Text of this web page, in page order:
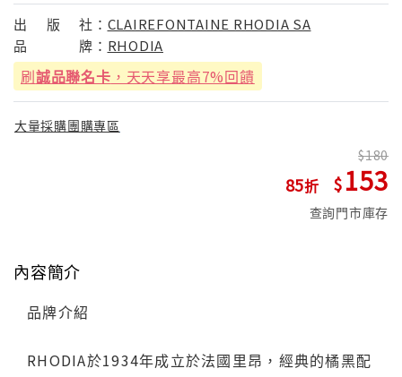
出 版 社： CLAIREFONTAINE RHODIA SA
品
牌： RHODIA
刷誠品聯名卡 ，天天享最高7%回饋
大量採購團購專區
85
180
153
查詢門市庫存
內容簡介
品牌介紹
RHODIA於1934年成立於法國里昂，經典的橘黑配